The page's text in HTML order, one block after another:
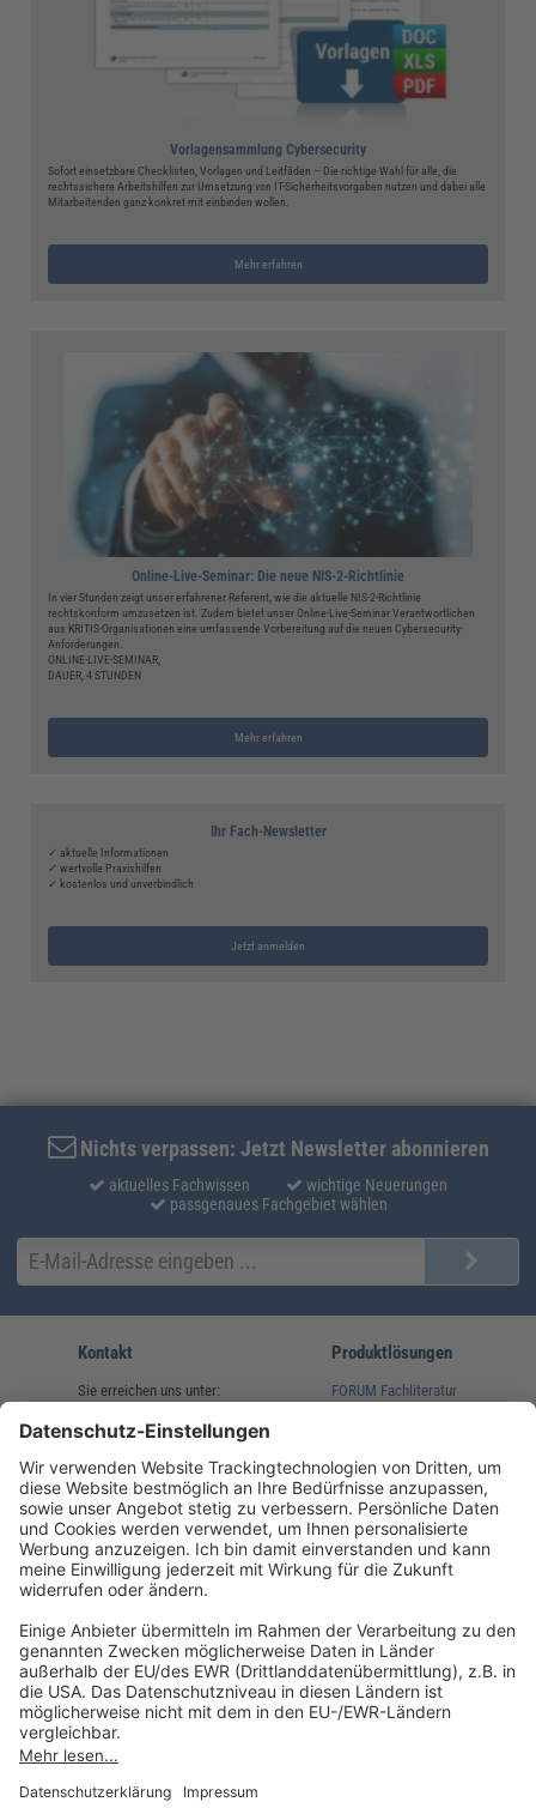
Vorlagensammlung Cybersecurity
Sofort einsetzbare Checklisten, Vorlagen und Leitfäden – Die richtige Wahl für alle, die
rechtssichere Arbeitshilfen zur Umsetzung von IT-Sicherheitsvorgaben nutzen und dabei alle
Mitarbeitenden ganz konkret mit einbinden wollen.
Mehr erfahren
Online-Live-Seminar: Die neue NIS-2-Richtlinie
In vier Stunden zeigt unser erfahrener Referent, wie die aktuelle NIS-2-Richtlinie
rechtskonform umzusetzen ist. Zudem bietet unser Online-Live-Seminar Verantwortlichen
aus KRITIS-Organisationen eine umfassende Vorbereitung auf die neuen Cybersecurity-
Anforderungen.
ONLINE-LIVE-SEMINAR,
DAUER, 4 STUNDEN
Mehr erfahren
Ihr Fach-Newsletter
✓ aktuelle Informationen
✓ wertvolle Praxishilfen
✓ kostenlos und unverbindlich
Jetzt anmelden
Nichts verpassen: Jetzt Newsletter abonnieren
aktuelles Fachwissen
wichtige Neuerungen
passgenaues Fachgebiet wählen
Kontakt
Sie erreichen uns unter:
(08233) 38 11 23
service@forum-verlag.com
Mo-Do 07:30 - 17:00 Uhr
Fr 07:30 - 15:00 Uhr
Produktlösungen
FORUM Fachliteratur
Folgen Sie uns
Impressum
Datenschutz